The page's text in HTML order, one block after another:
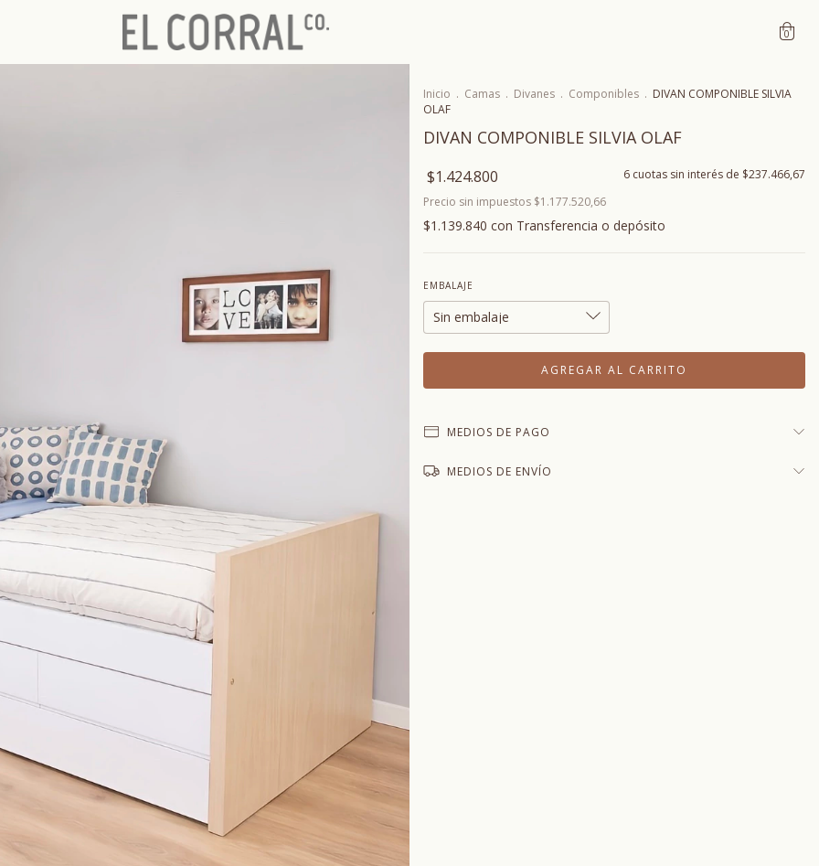
0
Inicio . Camas . Divanes . Componibles . DIVAN COMPONIBLE SILVIA
OLAF
DIVAN COMPONIBLE SILVIA OLAF
$1.424.800 6 cuotas sin interés de $237.466,67
Precio sin impuestos $1.177.520,66
$1.139.840 con Transferencia o depósito
EMBALAJE
MEDIOS DE PAGO
MEDIOS DE ENVÍO